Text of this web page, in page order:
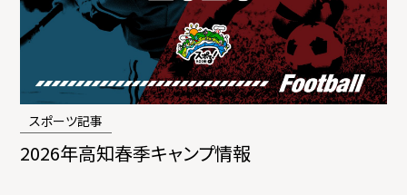
スポーツ記事
2026年高知春季キャンプ情報